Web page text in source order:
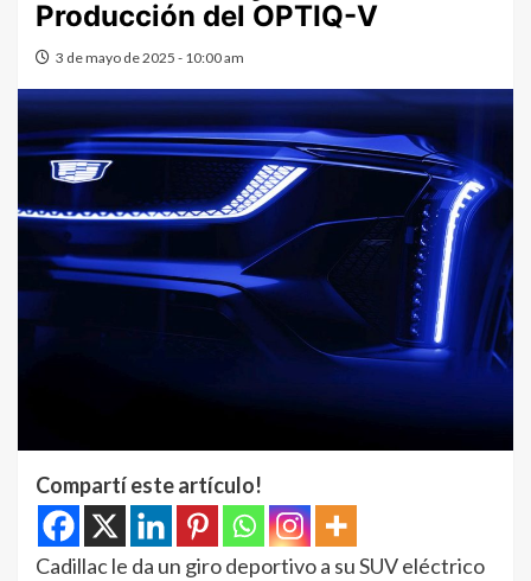
Producción del OPTIQ-V
3 de mayo de 2025 - 10:00 am
Compartí este artículo!
Cadillac le da un giro deportivo a su SUV eléctrico